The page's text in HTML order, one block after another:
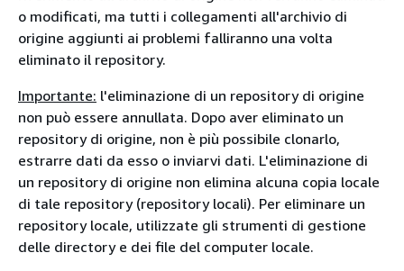
o modificati, ma tutti i collegamenti all'archivio di
origine aggiunti ai problemi falliranno una volta
eliminato il repository.
Importante: l'eliminazione di un repository di origine
non può essere annullata. Dopo aver eliminato un
repository di origine, non è più possibile clonarlo,
estrarre dati da esso o inviarvi dati. L'eliminazione di
un repository di origine non elimina alcuna copia locale
di tale repository (repository locali). Per eliminare un
repository locale, utilizzate gli strumenti di gestione
delle directory e dei file del computer locale.